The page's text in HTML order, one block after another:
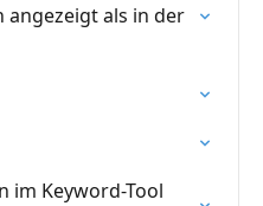
angezeigt als in der
im Keyword-Tool